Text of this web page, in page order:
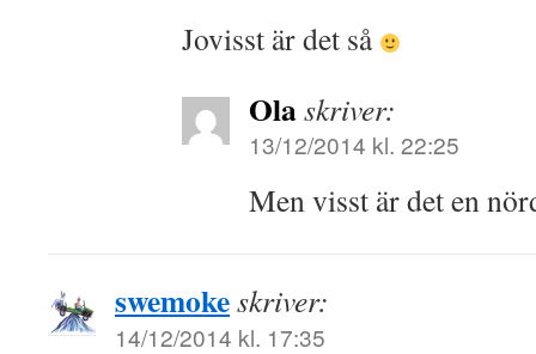
Jovisst är det så
Olaskriver:
13/12/2014 kl. 22:25
Men visst är det en
swemokeskriver:
14/12/2014 kl. 17:35